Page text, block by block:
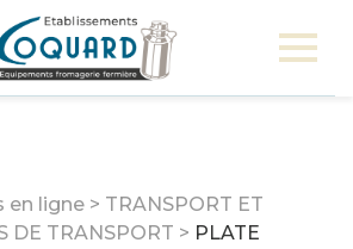
en ligne > TRANSPORT ET
DE TRANSPORT > PLATE